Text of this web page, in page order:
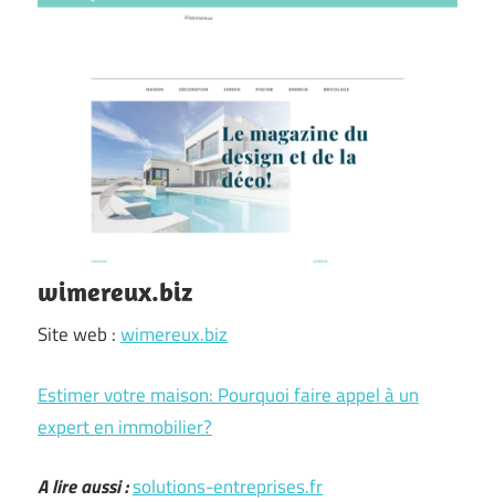
wimereux.biz
Site web :wimereux.biz
Estimer votre maison: Pourquoi faire appel à un
expert en immobilier?
A lire aussi :solutions-entreprises.fr